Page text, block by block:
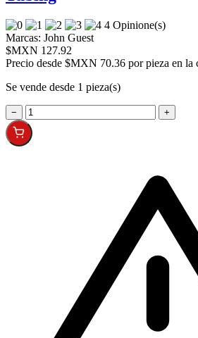
4 Opinione(s)
Marcas: John Guest
$MXN 127.92
Precio desde $MXN 70.36 por pieza en la
Se vende desde 1 pieza(s)
− +